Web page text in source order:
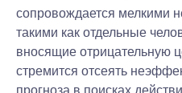
сопровождается мелкими
такими как отдельные
вносящие отрицательную
стремится отсеять